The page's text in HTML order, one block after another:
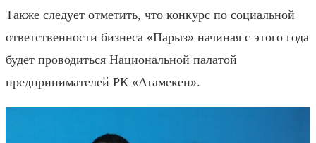
Также следует отметить, что конкурс по социальной
ответственности бизнеса «Парыз» начиная с этого года
будет проводиться Национальной палатой
предпринимателей РК «Атамекен».